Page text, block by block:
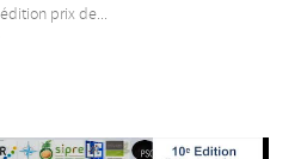
prix de...